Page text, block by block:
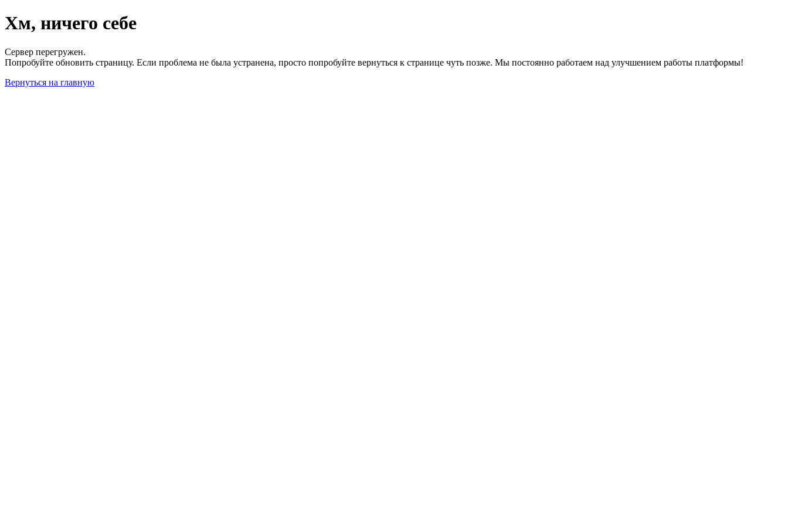
Хм, ничего себе
Сервер перегружен.
Попробуйте обновить страницу. Если проблема не была устранена, просто попробуйте вернуться к странице чуть позже. Мы постоянно работаем над улучшением работы платформы!
Вернуться на главную